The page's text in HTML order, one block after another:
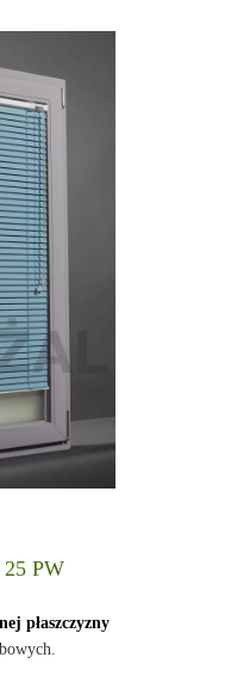
PW
płaszczyzny